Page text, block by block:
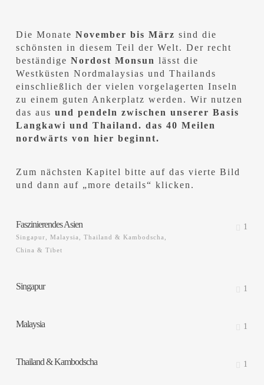
Die Monate November bis März sind die
schönsten in diesem Teil der Welt. Der recht
beständige Nordost Monsun lässt die
Westküsten Nordmalaysias und Thailands
einschließlich der vielen vorgelagerten Inseln
zu einem guten Ankerplatz werden. Wir nutzen
das aus und pendeln zwischen unserer Basis
Langkawi und Thailand. das 40 Meilen
nordwärts von hier beginnt.
Zum nächsten Kapitel bitte auf das vierte Bild
und dann auf „more details“ klicken.
Faszinierendes Asien
Singapur, Malaysia, Thailand & Kambodscha,
China & Tibet
1
Singapur 1
Malaysia 1
Thailand & Kambodscha 1